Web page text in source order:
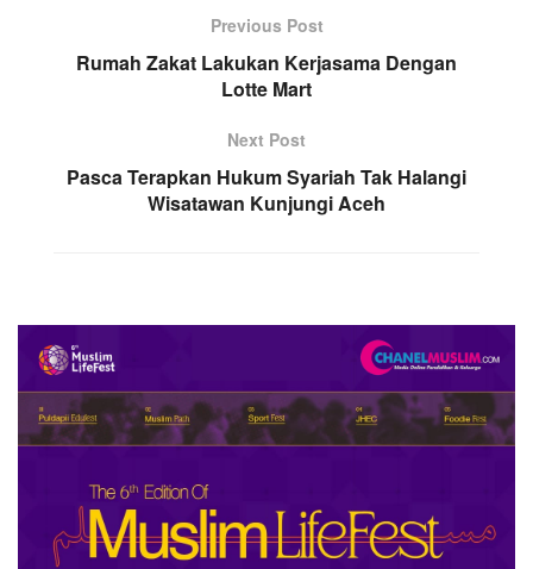
Previous Post
Rumah Zakat Lakukan Kerjasama Dengan
Lotte Mart
Next Post
Pasca Terapkan Hukum Syariah Tak Halangi
Wisatawan Kunjungi Aceh